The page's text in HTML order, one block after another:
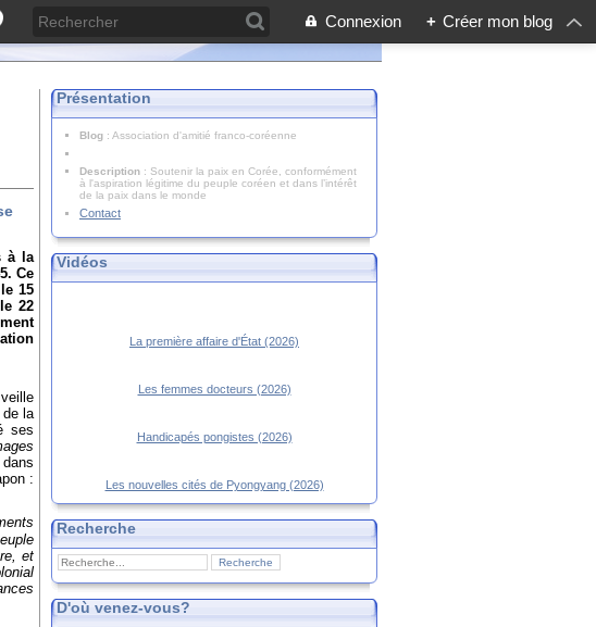
Connexion + Créer mon blog
à la
Ce
15
22
la
ses
:
et
Présentation
Blog : Association d'amitié franco-coréenne
Description : Soutenir la paix en Corée, conformément
à l'aspiration légitime du peuple coréen et dans l’intérêt
de la paix dans le monde
Contact
Vidéos
La première affaire d'État (2026)
Les femmes docteurs (2026)
Handicapés pongistes (2026)
Les nouvelles cités de Pyongyang (2026)
Recherche
D'où venez-vous?